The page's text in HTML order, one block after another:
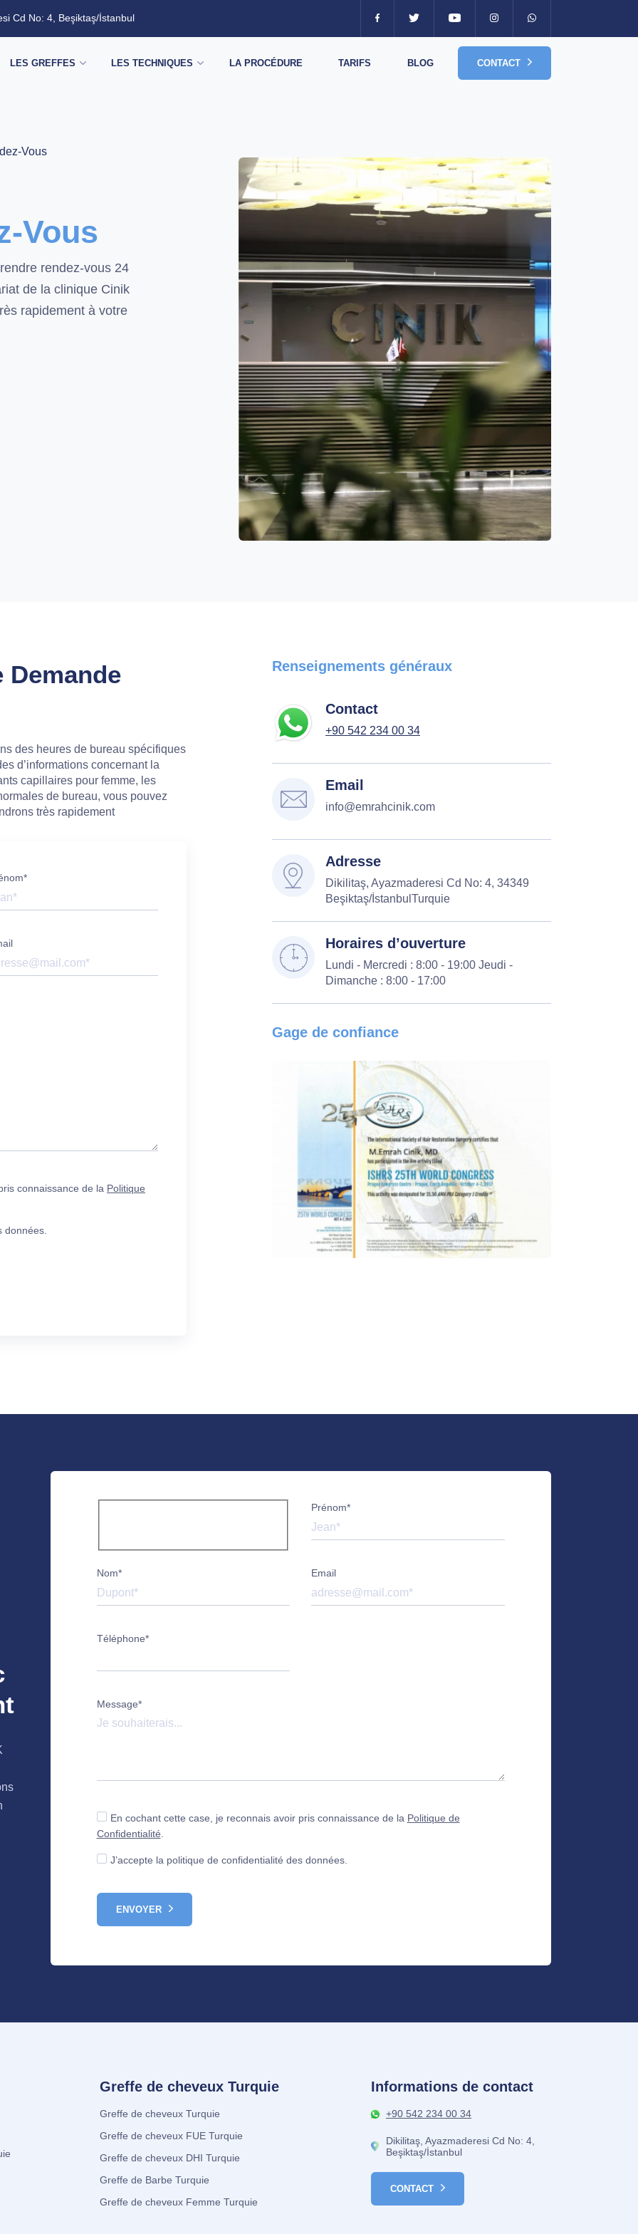
Cd No: 4, Beşiktaş/İstanbul
LES GREFFES LES TECHNIQUES LA PROCÉDURE TARIFS BLOG CONTACT
Vous
Vous
rendez-vous 24
de la clinique Cinik
rapidement à votre
Demande
des heures de bureau spécifiques
d’informations concernant la
capillaires pour femme, les
de bureau, vous pouvez
très rapidement
connaissance de la Politique
données.
Renseignements généraux
Contact
+90 542 234 00 34
Email
info@emrahcinik.com
Adresse
Dikilitaş, Ayazmaderesi Cd No: 4, 34349
Beşiktaş/İstanbulTurquie
Horaires d’ouverture
Lundi - Mercredi : 8:00 - 19:00 Jeudi -
Dimanche : 8:00 - 17:00
Gage de confiance
Prénom*
Nom* Email
Téléphone*
Message*
En cochant cette case, je reconnais avoir pris connaissance de la Politique de
Confidentialité.
J’accepte la politique de confidentialité des données.
ENVOYER
Greffe de cheveux Turquie
Greffe de cheveux Turquie
Greffe de cheveux FUE Turquie
Greffe de cheveux DHI Turquie
Greffe de Barbe Turquie
Greffe de cheveux Femme Turquie
Informations de contact
+90 542 234 00 34
Dikilitaş, Ayazmaderesi Cd No: 4,
Beşiktaş/İstanbul
CONTACT